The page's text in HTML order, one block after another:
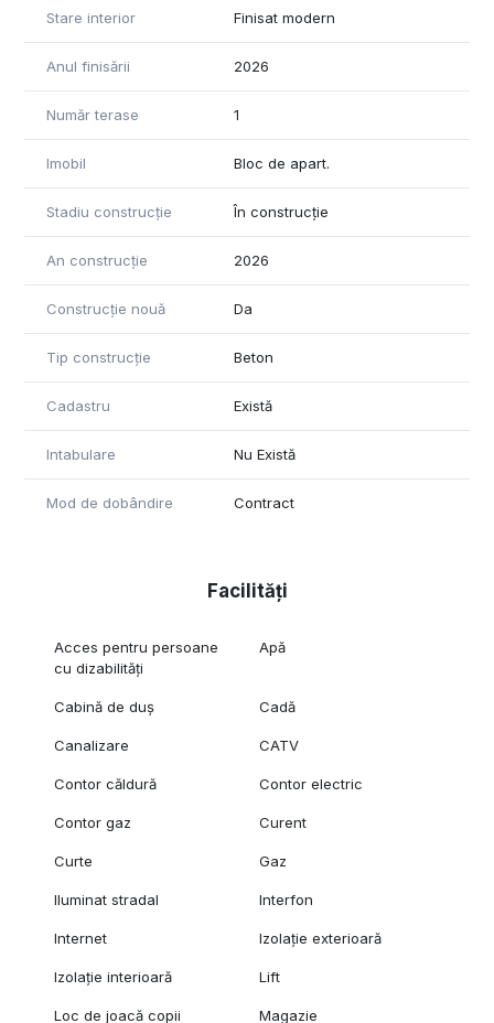
Stare interior Finisat modern
Anul finisării 2026
Număr terase 1
Imobil Bloc de apart.
Stadiu construcție În construcție
An construcție 2026
Construcție nouă Da
Tip construcție Beton
Cadastru Există
Intabulare Nu Există
Mod de dobândire Contract
Facilități
Acces pentru persoane
cu dizabilități
Apă
Cabină de duș Cadă
Canalizare CATV
Contor căldură Contor electric
Contor gaz Curent
Curte Gaz
Iluminat stradal Interfon
Internet Izolație exterioară
Izolație interioară Lift
Loc de joacă copii Magazie